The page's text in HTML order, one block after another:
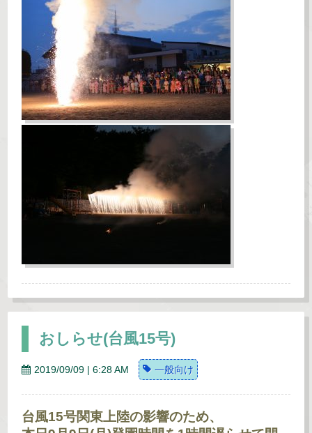
おしらせ(台風15号)
2019/09/09 | 6:28 AM 一般向け
台風15号関東上陸の影響のため、